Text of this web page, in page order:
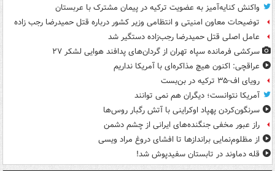
واکنش کنایه‌آمیز به عضویت ترکیه در پیمان مشترک با عربستان
توضیحات معاون امنیتی و انتظامی وزیر کشور درباره قتل حمیدرضا رجب زاده
عامل اصلی قتل حمیدرضا رجب‌زاده دستگیر شد
سرکشی فرمانده سپاه تهران از گردان‌های پدافند هوایی لشکر ۲۷
عراقچی: اکنون هیچ مذاکره‌ای با آمریکا نداریم
رویای اف-۳۵ ترکیه در بن‌بست
آمریکا نتوانست؛ دیگران هم نمی توانند
سرنگون‌کردن پهپاد اوکراینی با آتش رگبار روس‌ها
راز عبور مخفی جنگنده‌های ایرانی از چشم دشمن
از مظلوم‌نمایی براندازها تا افشای دروغ مراد ویسی
قله دماوند در تابستان سفیدپوش شد!